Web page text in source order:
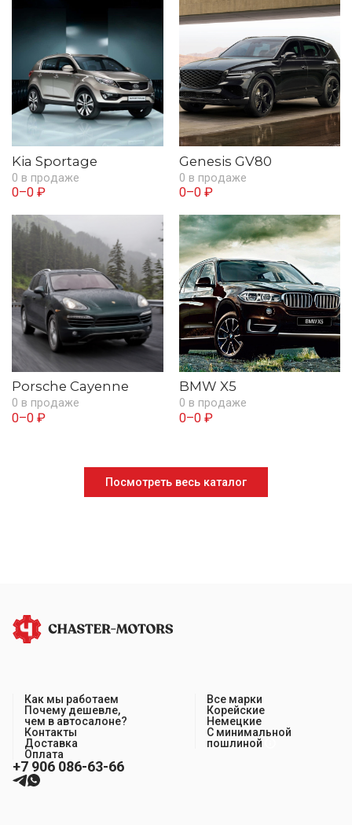
Kia Sportage
0 в продаже
0–0 ₽
Genesis GV80
0 в продаже
0–0 ₽
Porsche Cayenne
0 в продаже
0–0 ₽
BMW X5
0 в продаже
0–0 ₽
Посмотреть весь каталог
Как мы работаем
Почему дешевле,
чем в автосалоне?
Контакты
Доставка
Оплата
Все марки
Корейские
Немецкие
С минимальной
пошлиной
+7 906 086-63-66